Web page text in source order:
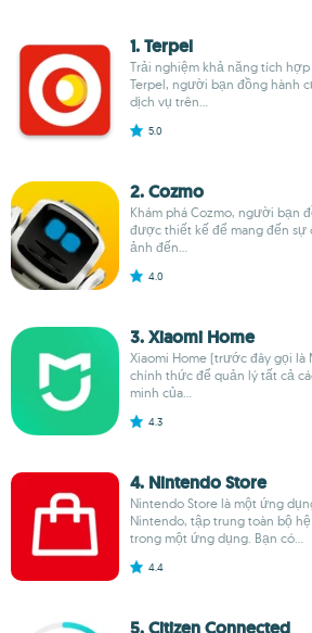
1. Terpel
Trải nghiệm khả năng tích
Terpel, người bạn đồng hành
dịch vụ trên...
5.0
2. Cozmo
Khám phá Cozmo, người bạn
được thiết kế để mang đến
ảnh đến...
4.0
3. Xiaomi Home
Xiaomi Home (trước đây gọi là
chính thức để quản lý tất cả
minh của...
4.3
4. Nintendo Store
Nintendo Store là một ứng
Nintendo, tập trung toàn bộ
trong một ứng dụng. Bạn có...
4.4
5. Citizen Connected